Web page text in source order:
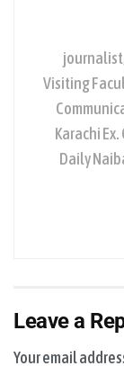
Visiting
Karachi
Daily
Leave a
Your email